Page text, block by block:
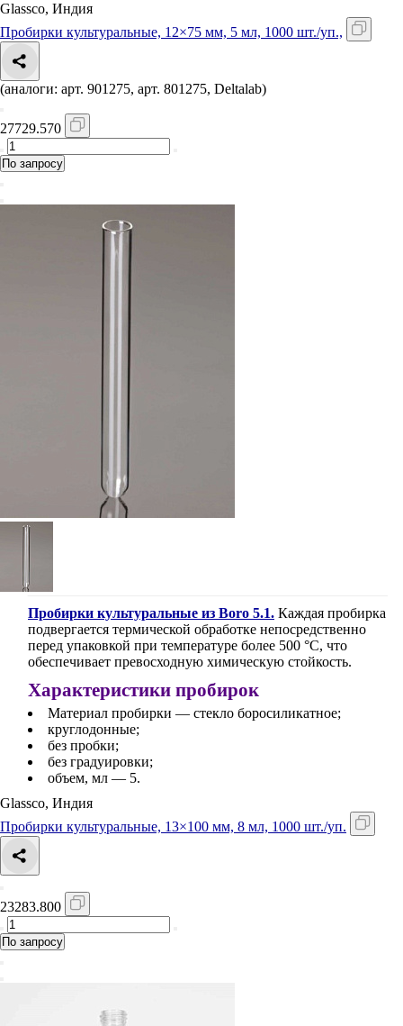
Glassco, Индия
Пробирки культуральные, 12×75 мм, 5 мл, 1000 шт./уп.,
(аналоги: арт. 901275, арт. 801275, Deltalab)
27729.570
По запросу
Пробирки культуральные из Boro 5.1. Каждая пробирка
подвергается термической обработке непосредственно
перед упаковкой при температуре более 500 °C, что
обеспечивает превосходную химическую стойкость.
Характеристики пробирок
Материал пробирки — стекло боросиликатное;
круглодонные;
без пробки;
без градуировки;
объем, мл — 5.
Glassco, Индия
Пробирки культуральные, 13×100 мм, 8 мл, 1000 шт./уп.
23283.800
По запросу